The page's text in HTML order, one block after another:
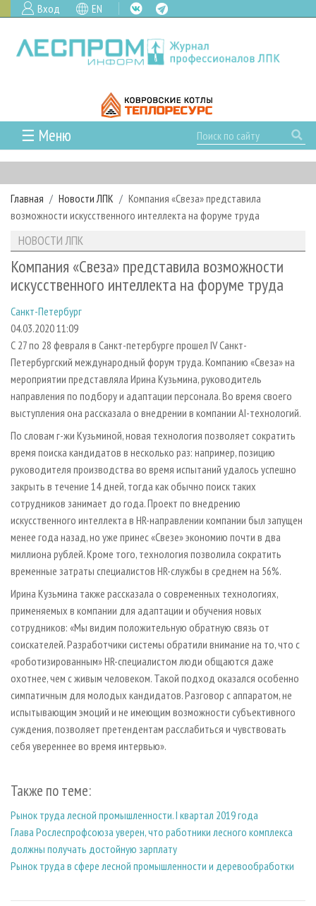
Вход EN
☰ Меню
ГЛАВНАЯ
РУБРИКИ И ТЕМЫ
РУБРИКИ ЖУРНАЛА
ЛЕСОЗАГОТОВКА
ЛЕСОПИЛЕНИЕ
СУШКА ДРЕВЕСИНЫ
ПРОИЗВОДСТВО ДРЕВЕСНЫХ ПЛИТ
ДЕРЕВЯННОЕ ДОМОСТРОЕНИЕ
ПРОИЗВОДСТВО МЕБЕЛИ
БИОЭНЕРГЕТИКА
ЦБП
ИНСТРУМЕНТ И МАТЕРИАЛЫ
НОВОСТИ
НОВОСТИ ЛПК
НОВОСТИ ЖУРНАЛА
ПРОЕКТЫ ЛПИ
АНАЛИТИКА
ПРЕДПРИЯТИЯ ЛПК
ПЕРСОНЫ
МОБИЛЬНЫЕ ВЫСТАВКИ
ОФИЦИАЛЬНЫЕ ДЕЛЕГАЦИИ
ПРИОРИТЕТНЫЕ ИНВЕСТПРОЕКТЫ
RUSSIAN FORESTRY REVIEW
ГАЗЕТА ЛЕСПРОМФОРУМ
БИБЛИОТЕКА СПЕЦИАЛИСТА
АРХИВ ЖУРНАЛОВ
О ЖУРНАЛЕ
ПОДПИСКА
КОНТАКТЫ
РЕКЛАМОДАТЕЛЯМ
РЕКЛАМА
РЕКЛАМА НА САЙТЕ
Главная Новости ЛПК
Компания «Свеза» представила
возможности искусственного интеллекта на форуме труда
НОВОСТИ ЛПК
Компания «Свеза» представила возможности
искусственного интеллекта на форуме труда
Санкт-Петербург
04.03.2020 11:09
С 27 по 28 февраля в Санкт-петербурге прошел IV Санкт-
Петербургский международный форум труда. Компанию «Свеза» на
мероприятии представляла Ирина Кузьмина, руководитель
направления по подбору и адаптации персонала. Во время своего
выступления она рассказала о внедрении в компании AI-технологий.
По словам г-жи Кузьминой, новая технология позволяет сократить
время поиска кандидатов в несколько раз: например, позицию
руководителя производства во время испытаний удалось успешно
закрыть в течение 14 дней, тогда как обычно поиск таких
сотрудников занимает до года. Проект по внедрению
искусственного интеллекта в HR-направлении компании был запущен
менее года назад, но уже принес «Свезе» экономию почти в два
миллиона рублей. Кроме того, технология позволила сократить
временные затраты специалистов HR-службы в среднем на 56%.
Ирина Кузьмина также рассказала о современных технологиях,
применяемых в компании для адаптации и обучения новых
сотрудников: «Мы видим положительную обратную связь от
соискателей. Разработчики системы обратили внимание на то, что с
«роботизированным» HR-специалистом люди общаются даже
охотнее, чем с живым человеком. Такой подход оказался особенно
симпатичным для молодых кандидатов. Разговор с аппаратом, не
испытывающим эмоций и не имеющим возможности субъективного
суждения, позволяет претендентам расслабиться и чувствовать
себя увереннее во время интервью».
Также по теме:
Рынок труда лесной промышленности. I квартал 2019 года
Глава Рослеспрофсоюза уверен, что работники лесного комплекса
должны получать достойную зарплату
Рынок труда в сфере лесной промышленности и деревообработки